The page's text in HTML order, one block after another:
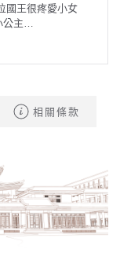
國王很疼愛小女
公主…
相關條款